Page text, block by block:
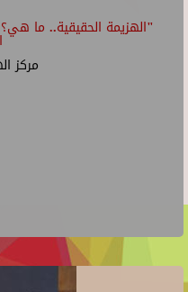
"الهزيمة الحقيقية.. ما
مركز